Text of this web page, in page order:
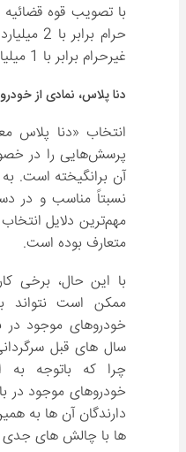
غیرحرام برابر با 1 میلیارد و 600 میلیون تومان است.
دنا پلاس، نمادی از
انتخاب «دنا پلاس
پرسش‌هایی را در
آن برانگیخته است.
نسبتاً مناسب و در
مهم‌ترین دلایل
متعارف بوده است.
با این حال، برخی
ممکن است نتواند
خودروهای موجود در
سال های قبل
چرا که باتوجه به
خودروهای موجود در
دارندگان آن ها به
ها با چالش های جدی